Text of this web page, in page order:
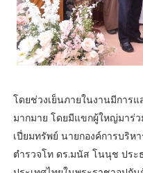
โดยช่วงเย็นภายในงานมีการ
มากมาย โดยมีแขกผู้ใหญ่มาร่
เปี่ยมทรัพย์ นายกองค์การบริห
ตำรวจโท ดร.มนัส โนนุช ประ